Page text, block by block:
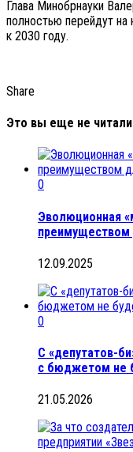
Глава Минобрнауки
полностью перейдут на
к 2030 году.
Share
Это вы еще не
0
Эволюционная
преимуществом
12.09.2025
0
С «депутатов-
с бюджетом не
21.05.2026